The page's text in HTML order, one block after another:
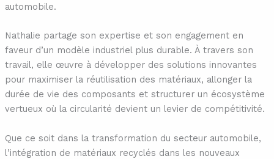
automobile.
Nathalie partage son expertise et son engagement en
faveur d’un modèle industriel plus durable. À travers son
travail, elle œuvre à développer des solutions innovantes
pour maximiser la réutilisation des matériaux, allonger la
durée de vie des composants et structurer un écosystème
vertueux où la circularité devient un levier de compétitivité.
Que ce soit dans la transformation du secteur automobile,
l’intégration de matériaux recyclés dans les nouveaux